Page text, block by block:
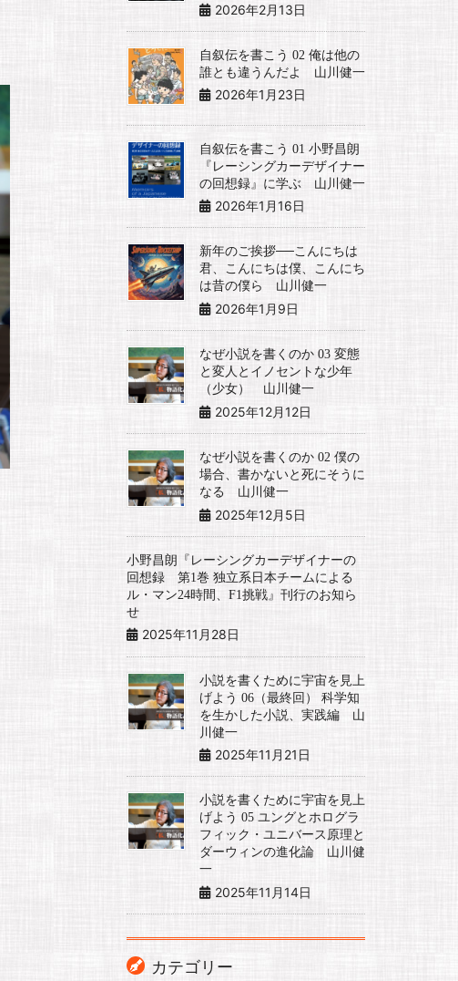
2026年2月13日
自叙伝を書こう 02 俺は他の
誰とも違うんだよ 山川健一
2026年1月23日
自叙伝を書こう 01 小野昌朗
『レーシングカーデザイナー
の回想録』に学ぶ 山川健一
2026年1月16日
新年のご挨拶──こんにちは
君、こんにちは僕、こんにち
は昔の僕ら 山川健一
2026年1月9日
なぜ小説を書くのか 03 変態
と変人とイノセントな少年
（少女） 山川健一
2025年12月12日
なぜ小説を書くのか 02 僕の
場合、書かないと死にそうに
なる 山川健一
2025年12月5日
小野昌朗『レーシングカーデザイナーの
回想録 第1巻 独立系日本チームによる
ル・マン24時間、F1挑戦』刊行のお知ら
せ
2025年11月28日
小説を書くために宇宙を見上
げよう 06（最終回） 科学知
を生かした小説、実践編 山
川健一
2025年11月21日
小説を書くために宇宙を見上
げよう 05 ユングとホログラ
フィック・ユニバース原理と
ダーウィンの進化論 山川健
一
2025年11月14日
カテゴリー